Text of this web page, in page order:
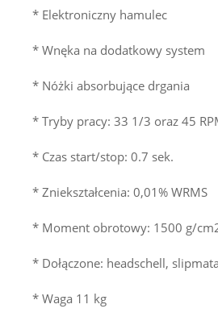
* Elektroniczny hamulec
* Wnęka na dodatkowy system
* Nóżki absorbujące drgania
* Tryby pracy: 33 1/3 oraz 45
* Czas start/stop: 0.7 sek.
* Zniekształcenia: 0,01% WRMS
* Moment obrotowy: 1500 g/cm2
* Dołączone: headschell, slipmata
* Waga 11 kg